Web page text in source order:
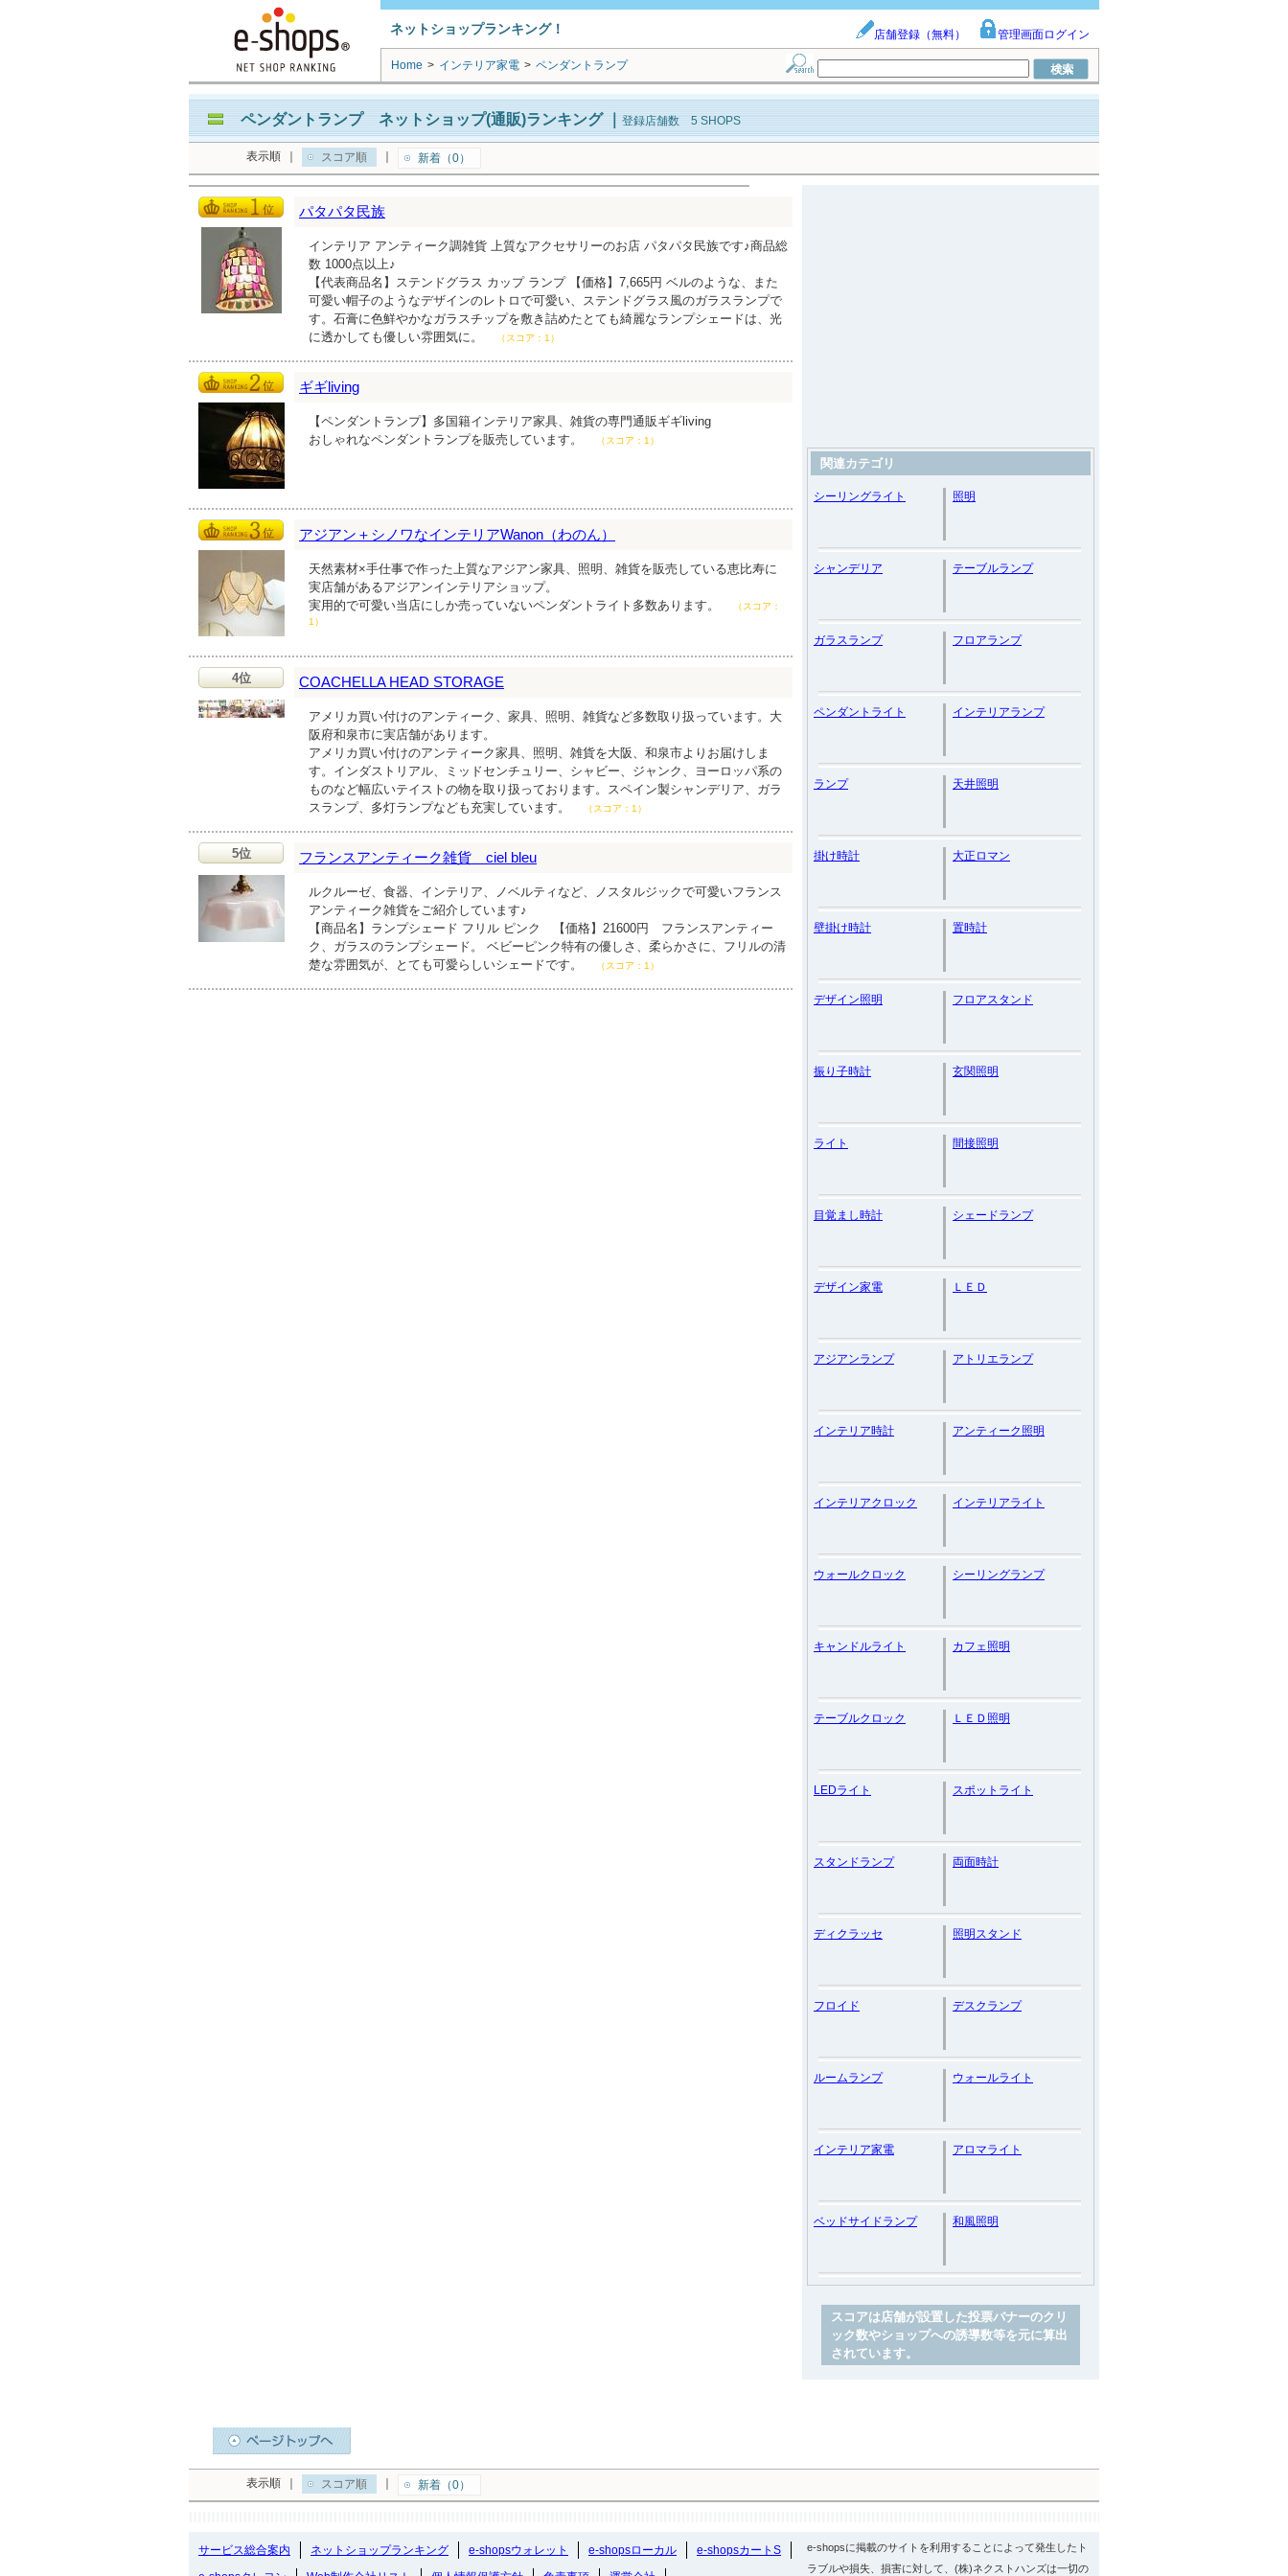
ネットショップランキング！ 店舗登録（無料） 管理画面ログイン
Home > インテリア家電 > ペンダントランプ
ペンダントランプ ネットショップ(通販)ランキング｜ 登録店舗数 5 SHOPS
表示順 スコア順 新着（0）
パタパタ民族
インテリア アンティーク調雑貨 上質なアクセサリーのお店 パタパタ民族です♪商品総
数 1000点以上♪
【代表商品名】ステンドグラス カップ ランプ 【価格】7,665円 ベルのような、また
可愛い帽子のようなデザインのレトロで可愛い、ステンドグラス風のガラスランプで
す。石膏に色鮮やかなガラスチップを敷き詰めたとても綺麗なランプシェードは、光
に透かしても優しい雰囲気に。
（スコア：1）
ギギliving
【ペンダントランプ】多国籍インテリア家具、雑貨の専門通販ギギliving
おしゃれなペンダントランプを販売しています。
（スコア：1）
アジアン＋シノワなインテリアWanon（わのん）
天然素材×手仕事で作った上質なアジアン家具、照明、雑貨を販売している恵比寿に
実店舗があるアジアンインテリアショップ。
実用的で可愛い当店にしか売っていないペンダントライト多数あります。
（スコア：
1）
4位 COACHELLA HEAD STORAGE
アメリカ買い付けのアンティーク、家具、照明、雑貨など多数取り扱っています。大
阪府和泉市に実店舗があります。
アメリカ買い付けのアンティーク家具、照明、雑貨を大阪、和泉市よりお届けしま
す。インダストリアル、ミッドセンチュリー、シャビー、ジャンク、ヨーロッパ系の
ものなど幅広いテイストの物を取り扱っております。スペイン製シャンデリア、ガラ
スランプ、多灯ランプなども充実しています。
（スコア：1）
5位 フランスアンティーク雑貨 ciel bleu
ルクルーゼ、食器、インテリア、ノベルティなど、ノスタルジックで可愛いフランス
アンティーク雑貨をご紹介しています♪
【商品名】ランプシェード フリル ピンク 【価格】21600円 フランスアンティー
ク、ガラスのランプシェード。 ベビーピンク特有の優しさ、柔らかさに、フリルの清
楚な雰囲気が、とても可愛らしいシェードです。
（スコア：1）
関連カテゴリ
シーリングライト 照明
シャンデリア テーブルランプ
ガラスランプ フロアランプ
ペンダントライト インテリアランプ
ランプ 天井照明
掛け時計 大正ロマン
壁掛け時計 置時計
デザイン照明 フロアスタンド
振り子時計 玄関照明
ライト 間接照明
目覚まし時計 シェードランプ
デザイン家電 ＬＥＤ
アジアンランプ アトリエランプ
インテリア時計 アンティーク照明
インテリアクロック インテリアライト
ウォールクロック シーリングランプ
キャンドルライト カフェ照明
テーブルクロック ＬＥＤ照明
LEDライト スポットライト
スタンドランプ 両面時計
ディクラッセ 照明スタンド
フロイド デスクランプ
ルームランプ ウォールライト
インテリア家電 アロマライト
ベッドサイドランプ 和風照明
スコアは店舗が設置した投票バナーのクリ
ック数やショップへの誘導数等を元に算出
されています。
表示順 スコア順 新着（0）
サービス総合案内 ネットショップランキング e-shopsウォレット e-shopsローカル
e-shopsカートS
e-shopsに掲載のサイトを利用することによって発生したト
ラブルや損失、損害に対して、(株)ネクストハンズは一切の